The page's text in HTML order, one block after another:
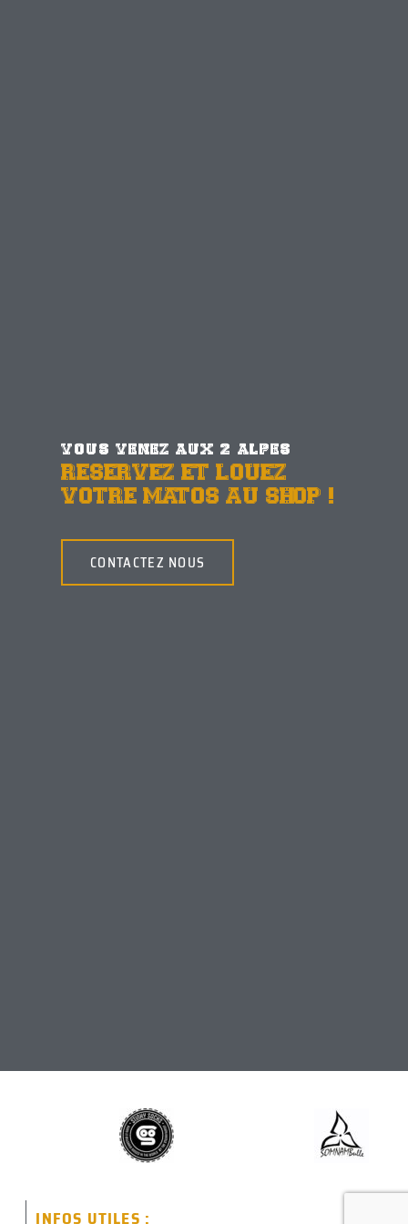
VOUS VENEZ AUX 2 ALPES
RESERVEZ ET LOUEZ
VOTRE MATOS AU SHOP !
CONTACTEZ NOUS
INFOS UTILES :